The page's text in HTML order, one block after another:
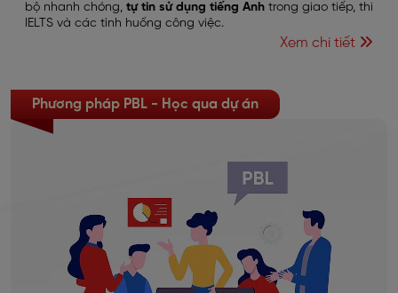
bộ nhanh chóng, tự tin sử dụng tiếng Anh trong giao tiếp, thi
IELTS và các tình huống công việc.
Xem chi tiết
Phương pháp PBL - Học qua dự án